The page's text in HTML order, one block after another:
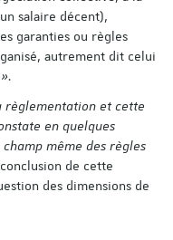
salaire décent),
garanties ou règles
autrement dit celui
règlementation et cette
en quelques
champ même des règles
de cette
des dimensions de